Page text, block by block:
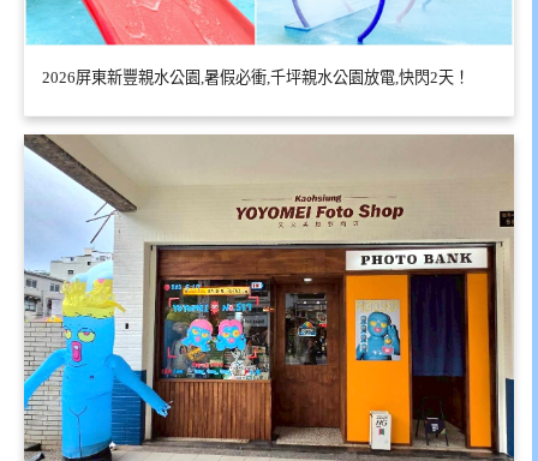
2026屏東新豐親水公園,暑假必衝,千坪親水公園放電,快閃2天！